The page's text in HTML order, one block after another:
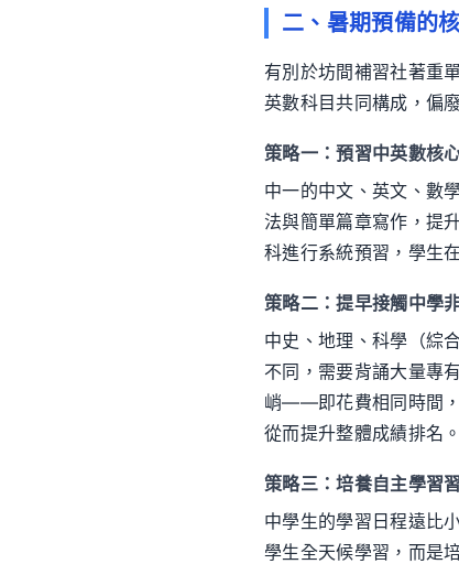
二、暑期預備的
有別於坊間補習社著重
英數科目共同構成，偏
策略一：預習中英數核
中一的中文、英文、數
法與簡單篇章寫作，提
科進行系統預習，學生
策略二：提早接觸中學
中史、地理、科學（綜
不同，需要背誦大量專
峭——即花費相同時間
從而提升整體成績排名。
策略三：培養自主學習
中學生的學習日程遠比
學生全天候學習，而是